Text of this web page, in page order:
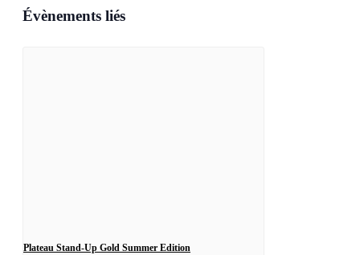
Évènements liés
Plateau Stand-Up Gold Summer Edition